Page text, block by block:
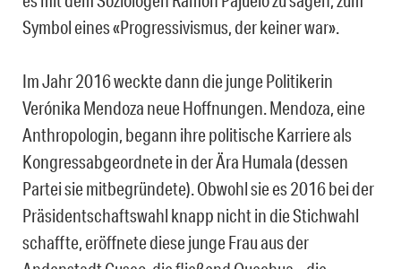
Symbol eines «Progressivismus, der keiner war».
Im Jahr 2016 weckte dann die junge Politikerin
Verónika Mendoza neue Hoffnungen. Mendoza, eine
Anthropologin, begann ihre politische Karriere als
Kongressabgeordnete in der Ära Humala (dessen
Partei sie mitbegründete). Obwohl sie es 2016 bei der
Präsidentschaftswahl knapp nicht in die Stichwahl
schaffte, eröffnete diese junge Frau aus der